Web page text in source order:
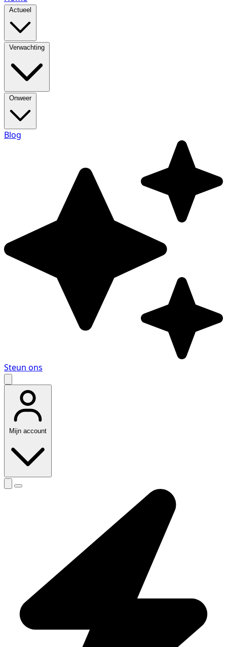
Actueel
Verwachting
Onweer
Blog
Steun ons
Mijn account